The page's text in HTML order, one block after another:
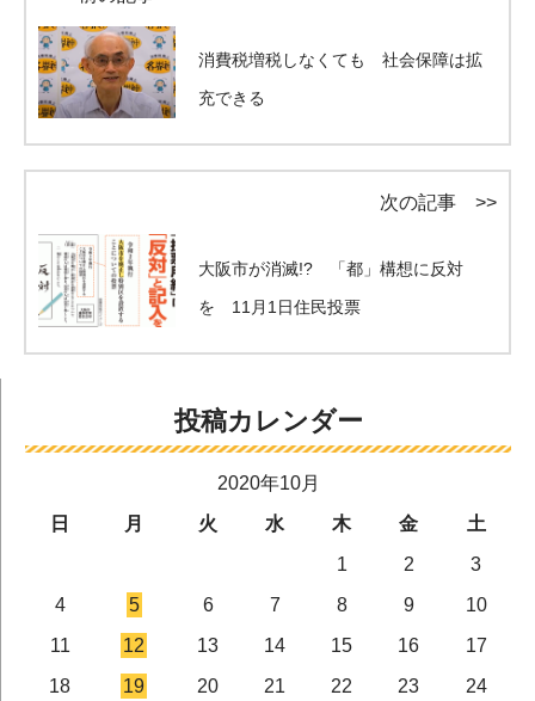
消費税増税しなくても 社会保障は拡
充できる
次の記事 >>
大阪市が消滅!? 「都」構想に反対
を 11月1日住民投票
投稿カレンダー
2020年10月
日
月 火 水 木 金
土
1
2
3
4
5 6 7 8 9
10
11
12 13 14 15 16
17
18
19 20 21 22 23
24